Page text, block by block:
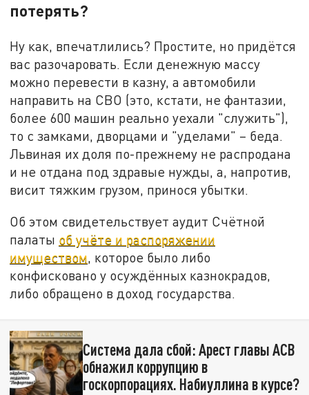
потерять?
Ну как, впечатлились? Простите, но придётся
вас разочаровать. Если денежную массу
можно перевести в казну, а автомобили
направить на СВО (это, кстати, не фантазии,
более 600 машин реально уехали "служить"),
то с замками, дворцами и "уделами" – беда.
Львиная их доля по-прежнему не распродана
и не отдана под здравые нужды, а, напротив,
висит тяжким грузом, принося убытки.
Об этом свидетельствует аудит Счётной
палаты об учёте и распоряжении
имуществом, которое было либо
конфисковано у осуждённых казнокрадов,
либо обращено в доход государства.
Система дала сбой: Арест главы АСВ
обнажил коррупцию в
госкорпорациях. Набиуллина в курсе?